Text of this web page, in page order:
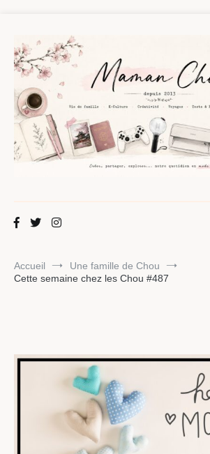
contenu
Maman Chou
Accueil
Une famille de Chou
Cette semaine chez les Chou #487